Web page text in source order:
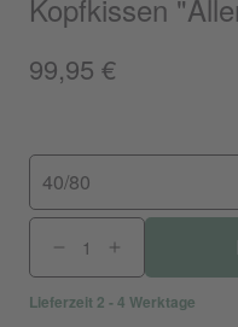
Kopfkissen
99,95 €
40/80
Lieferzeit 2 - 4 Werktage